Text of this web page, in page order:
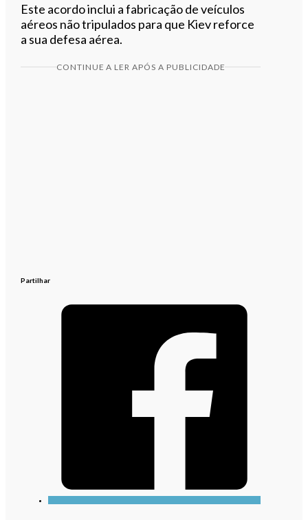
Este acordo inclui a fabricação de veículos
aéreos não tripulados para que Kiev reforce
a sua defesa aérea.
CONTINUE A LER APÓS A PUBLICIDADE
Partilhar